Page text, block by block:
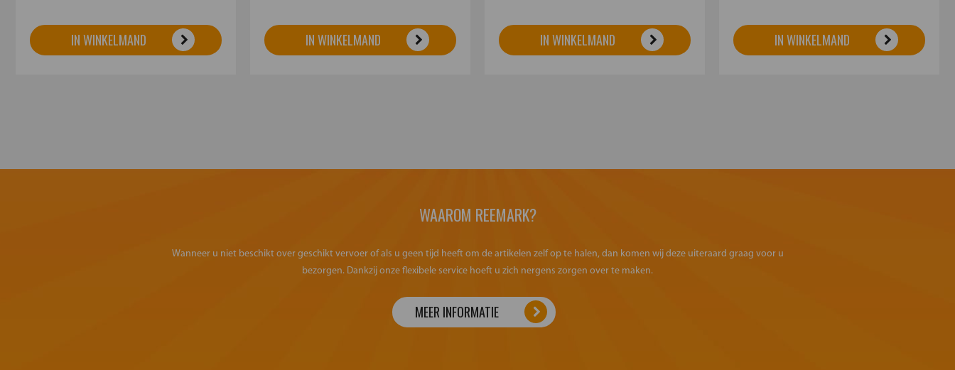
IN WINKELMAND IN WINKELMAND IN WINKELMAND IN WINKELMAND
WAAROM REEMARK?
Wanneer u niet beschikt over geschikt vervoer of als u geen tijd heeft om de artikelen zelf op te halen, dan komen wij deze uiteraard graag voor u
bezorgen. Dankzij onze flexibele service hoeft u zich nergens zorgen over te maken.
MEER INFORMATIE